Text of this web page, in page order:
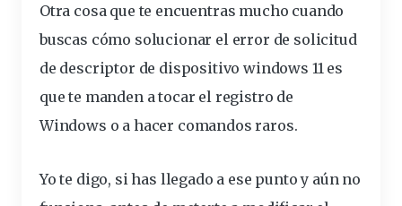
Otra cosa que te encuentras mucho cuando
buscas cómo solucionar el error de solicitud
de descriptor de dispositivo windows 11 es
que te manden a tocar el registro de
Windows o a hacer comandos raros.
Yo te digo, si has llegado a ese punto y aún no